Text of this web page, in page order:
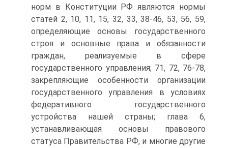
норм в Конституции РФ являются нормы
статей 2, 10, 11, 15, 32, 33, 38-46, 53, 56, 59,
определяющие основы государственного
строя и основные права и обязанности
граждан, реализуемые в сфере
государственного управления; 71, 72, 76-78,
закрепляющие особенности организации
государственного управления в условиях
федеративного государственного
устройства нашей страны; глава 6,
устанавливающая основы правового
статуса Правительства РФ, и многие другие